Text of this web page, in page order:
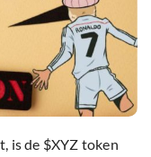
is de $XYZ token